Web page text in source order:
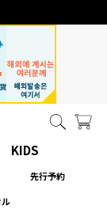
注文について
KIDS
先行予約